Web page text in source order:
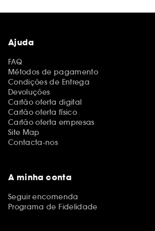
Ajuda
FAQ
Métodos de pagamento
Condições de Entrega
Devoluções
Cartão oferta digital
Cartão oferta físico
Cartão oferta empresas
Site Map
Contacta-nos
A minha conta
Seguir encomenda
Programa de Fidelidade